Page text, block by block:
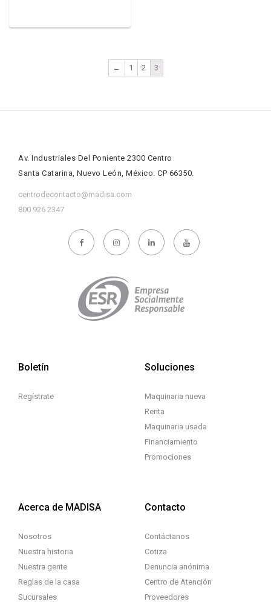
← 1 2 3
Av. Industriales Del Poniente 2300 Centro
Santa Catarina, Nuevo León, México. CP 66350.
centrodecontacto@madisa.com
800 926 2347
Boletín
Regístrate
Soluciones
Maquinaria nueva
Renta
Maquinaria usada
Financiamiento
Promociones
Acerca de MADISA
Nosotros
Nuestra historia
Nuestra gente
Reglas de la casa
Sucursales
Contacto
Contáctanos
Cotiza
Denuncia anónima
Centro de Atención
Proveedores